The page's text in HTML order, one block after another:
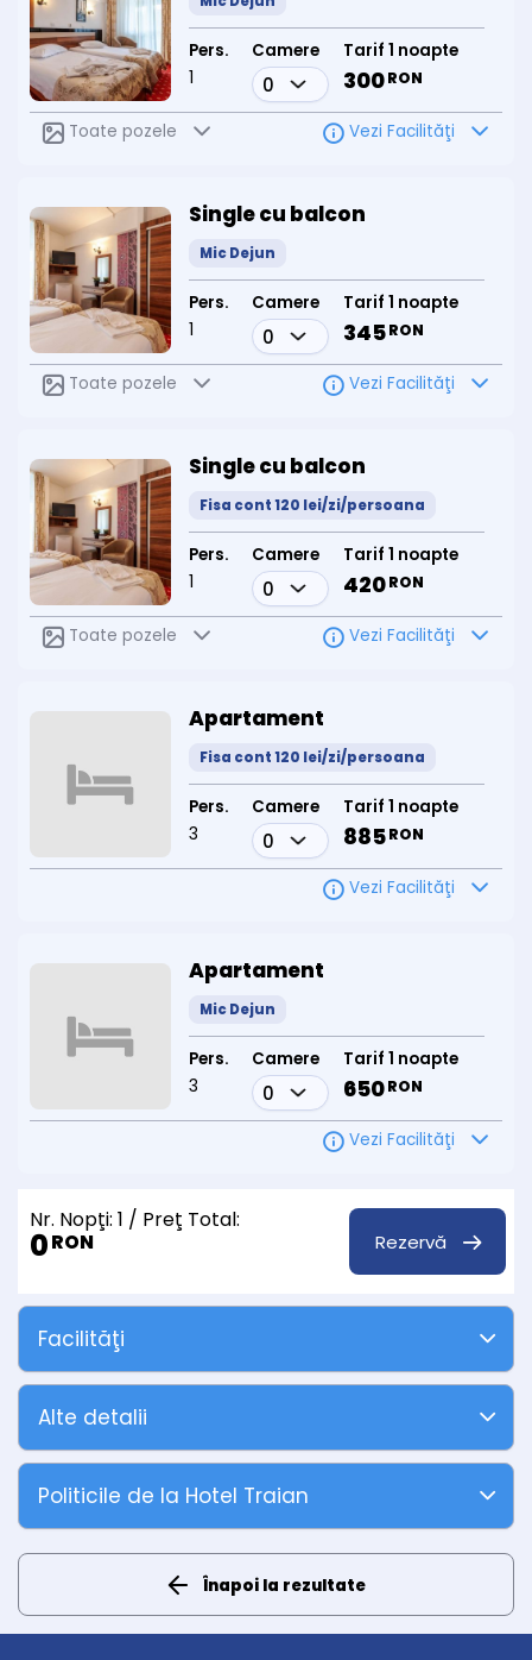
Pers.
1
Camere Tarif 1 noapte
300RON
Toate pozele Vezi Facilităţi
Single cu balcon
Mic Dejun
Pers.
1
Camere Tarif 1 noapte
345RON
Toate pozele Vezi Facilităţi
Single cu balcon
Fisa cont 120 lei/zi/persoana
Pers.
1
Camere Tarif 1 noapte
420RON
Toate pozele Vezi Facilităţi
Apartament
Fisa cont 120 lei/zi/persoana
Pers.
3
Camere Tarif 1 noapte
885RON
Vezi Facilităţi
Apartament
Mic Dejun
Pers.
3
Camere Tarif 1 noapte
650RON
Vezi Facilităţi
Nr. Nopţi: 1 / Preţ Total:
0RON Rezervă
Facilităţi
Alte detalii
Politicile de la Hotel Traian
Înapoi la rezultate